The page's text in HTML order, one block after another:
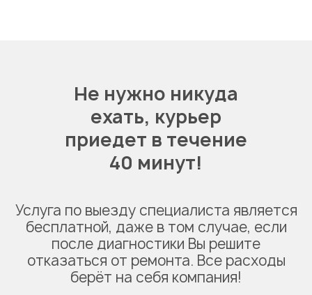
Не нужно никуда
ехать, курьер
приедет в течение
40 минут!
Услуга по выезду специалиста является
бесплатной, даже в том случае, если
после диагностики Вы решите
отказаться от ремонта. Все расходы
берёт на себя компания!